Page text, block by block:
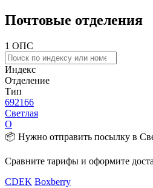
Почтовые отделения
1 ОПС
Индекс
Отделение
Тип
692166
Светлая
О
📦 Нужно отправить посылку в
Сравните тарифы и оформите
CDEK Boxberry